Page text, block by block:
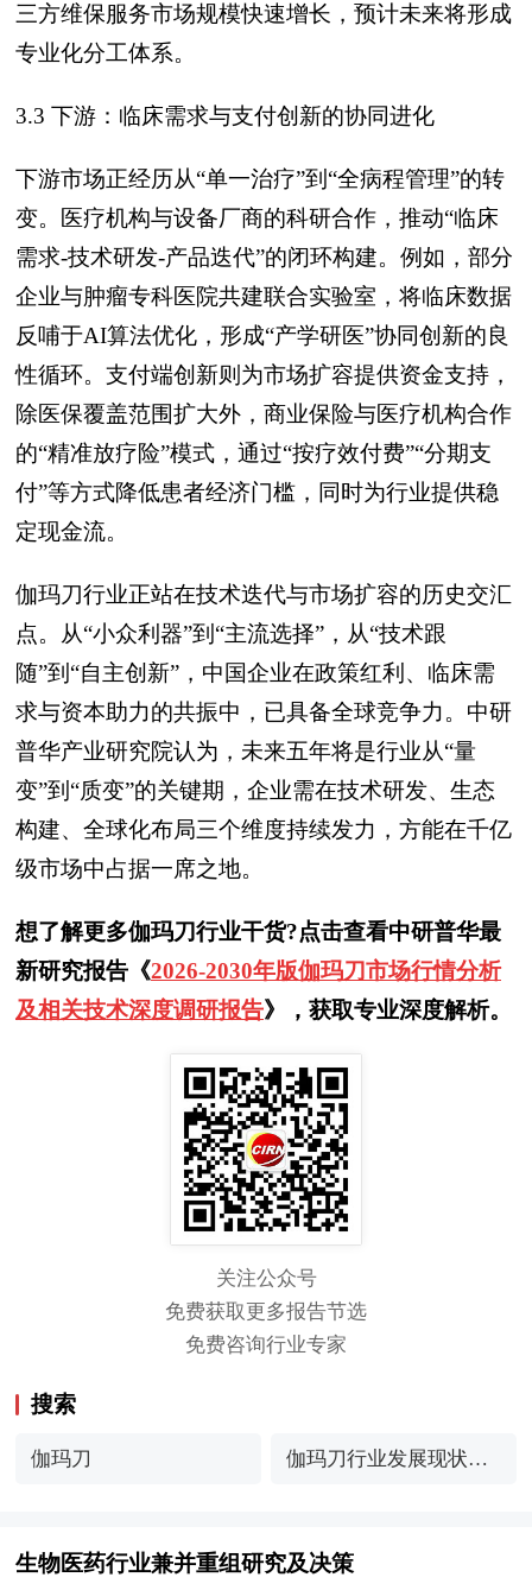
三方维保服务市场规模快速增长，预计未来将形成
专业化分工体系。
3.3 下游：临床需求与支付创新的协同进化
下游市场正经历从“单一治疗”到“全病程管理”的转
变。医疗机构与设备厂商的科研合作，推动“临床
需求-技术研发-产品迭代”的闭环构建。例如，部分
企业与肿瘤专科医院共建联合实验室，将临床数据
反哺于AI算法优化，形成“产学研医”协同创新的良
性循环。支付端创新则为市场扩容提供资金支持，
除医保覆盖范围扩大外，商业保险与医疗机构合作
的“精准放疗险”模式，通过“按疗效付费”“分期支
付”等方式降低患者经济门槛，同时为行业提供稳
定现金流。
伽玛刀行业正站在技术迭代与市场扩容的历史交汇
点。从“小众利器”到“主流选择”，从“技术跟
随”到“自主创新”，中国企业在政策红利、临床需
求与资本助力的共振中，已具备全球竞争力。中研
普华产业研究院认为，未来五年将是行业从“量
变”到“质变”的关键期，企业需在技术研发、生态
构建、全球化布局三个维度持续发力，方能在千亿
级市场中占据一席之地。
想了解更多伽玛刀行业干货?点击查看中研普华最
新研究报告《2026-2030年版伽玛刀市场行情分析
及相关技术深度调研报告》，获取专业深度解析。
关注公众号
免费获取更多报告节选
免费咨询行业专家
搜索
伽玛刀 伽玛刀行业发展现状与
生物医药行业兼并重组研究及决策